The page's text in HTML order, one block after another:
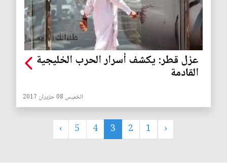
عزل قطر: يكشف أسرار الحرب الخليجية
القادمة
الخميس 08 حزيران 2017
‹
1
2
3
4
5
›